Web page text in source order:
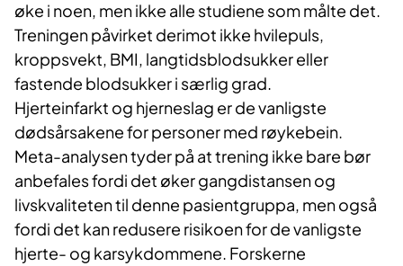
øke i noen, men ikke alle studiene som målte det.
Treningen påvirket derimot ikke hvilepuls,
kroppsvekt, BMI, langtidsblodsukker eller
fastende blodsukker i særlig grad.
Hjerteinfarkt og hjerneslag er de vanligste
dødsårsakene for personer med røykebein.
Meta-analysen tyder på at trening ikke bare bør
anbefales fordi det øker gangdistansen og
livskvaliteten til denne pasientgruppa, men også
fordi det kan redusere risikoen for de vanligste
hjerte- og karsykdommene. Forskerne